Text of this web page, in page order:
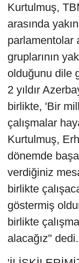
Kurtulmuş,
arasında
parlamentolar
gruplarının
olduğunu dile
2 yıldır
birlikte, 'Bir
çalışmalar
Kurtulmuş,
dönemde
verdiğiniz
birlikte
göstermiş
birlikte
alacağız" dedi.